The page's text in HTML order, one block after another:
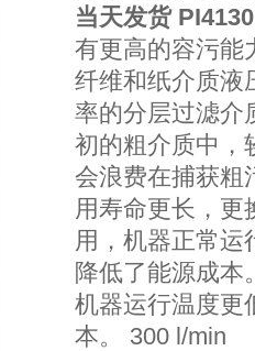
当天发货
有更高的容污能
纤维和纸介质液
率的分层过滤介
初的粗介质中，
会浪费在捕获粗
用寿命更长，更
用，机器正常运
降低了能源成本
机器运行温度更
本。 300 l/min